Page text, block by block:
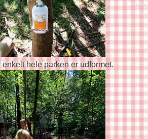
enkelt hele parken er udformet.